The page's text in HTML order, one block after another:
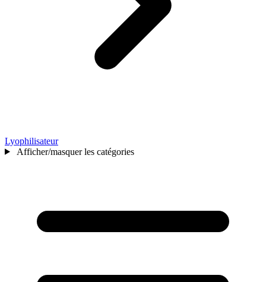
Lyophilisateur
Afficher/masquer les catégories